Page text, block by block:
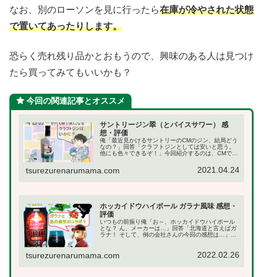
なお、別のローソンを見に行ったら在庫が冷やされた状態
で置いてあったりします。
恐らく売れ残り品かとおもうので、興味のある人は見つけ
たら買ってみてもいいかも？
今回の関連記事とオススメ
サントリージン翠（とバイスサワー） 感
想・評価
俺「最近見かけるサントリーのCMのジン、結局どう
なの？」回答「クラフトジンとしては安いと思う。
他にも色々できるぞ！」今回紹介するのは、CMでジ
ージン・翠」です。この銘柄で真っ先に良いなーと
思うの...
tsurezurenarumama.com 2021.04.24
ホッカイドウハイボール ガラナ風味 感想・
評価
いつもの前振り俺「お～、ホッカイドウハイボール
とな？ ん、メーカーは…」回答「北海道と言えばガ
ラナ！ そして、例の会社さんの今回の感想は…」と
です...
tsurezurenarumama.com 2022.02.26